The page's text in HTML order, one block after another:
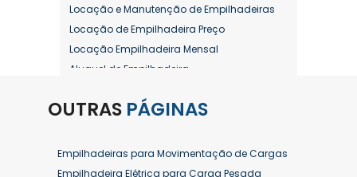
Locação e Manutenção de Empilhadeiras
Locação de Empilhadeira Preço
Locação Empilhadeira Mensal
Aluguel de Empilhadeira
Aluguel de Empilhadeira Diária Valor
Aluguel de Empilhadeira Elétrica Preço
Aluguel de Empilhadeira Mensal
OUTRAS PÁGINAS
Empilhadeiras para Movimentação de Cargas
Empilhadeira Elétrica para Carga Pesada